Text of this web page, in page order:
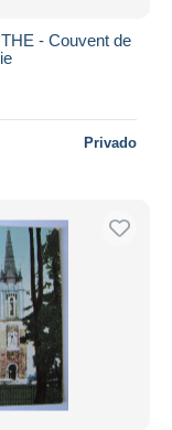
- Couvent de
Privado